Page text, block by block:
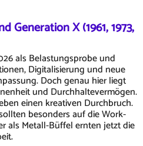
Generation X (1961, 1973,
als Belastungsprobe und
Digitalisierung und neue
Doch genau hier liegt
und Durchhaltevermögen.
einen kreativen Durchbruch.
besonders auf die Work-
als Metall-Büffel ernten jetzt die